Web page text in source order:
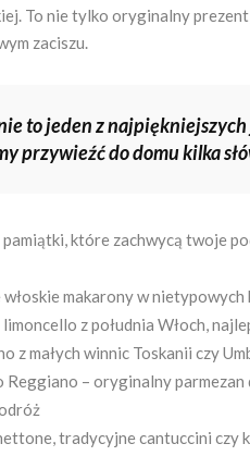
To nie tylko oryginalny
zaciszu.
to jeden z
przywieźć do domu kilka
które zachwycą twoje
makarony w
z południa Włoch,
z małych winnic Toskanii czy
Reggiano – oryginalny
tradycyjne cantuccini czy